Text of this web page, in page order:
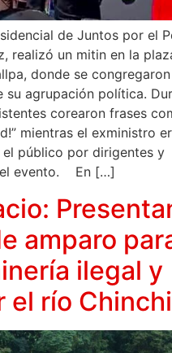
de Juntos por el
realizó un mitin en la
donde se congregaron
su agrupación política.
corearon frases
mientras el exministro
público por dirigentes y
evento. En […]
amparo
ilegal y
el río